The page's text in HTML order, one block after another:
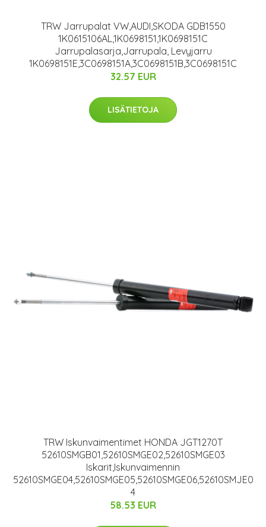
TRW Jarrupalat VW,AUDI,SKODA GDB1550
1K0615106AL,1K0698151,1K0698151C
Jarrupalasarja,Jarrupala, Levyjarru
1K0698151E,3C0698151A,3C0698151B,3C0698151C
32.57 EUR
LISÄTIETOJA
TRW Iskunvaimentimet HONDA JGT1270T
52610SMGB01,52610SMGE02,52610SMGE03
Iskarit,Iskunvaimennin
52610SMGE04,52610SMGE05,52610SMGE06,52610SMJE0
4
58.53 EUR